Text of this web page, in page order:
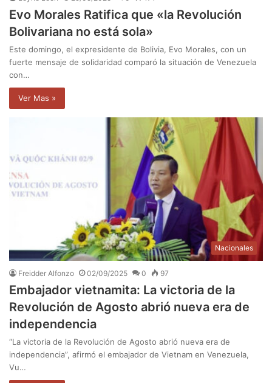
Evo Morales Ratifica que «la Revolución
Bolivariana no está sola»
Este domingo, el expresidente de Bolivia, Evo Morales, con un
fuerte mensaje de solidaridad comparó la situación de Venezuela
con…
Ver Mas »
Nacionales
Freidder Alfonzo 02/09/2025 0 97
Embajador vietnamita: La victoria de la
Revolución de Agosto abrió nueva era de
independencia
“La victoria de la Revolución de Agosto abrió nueva era de
independencia”, afirmó el embajador de Vietnam en Venezuela,
Vu…